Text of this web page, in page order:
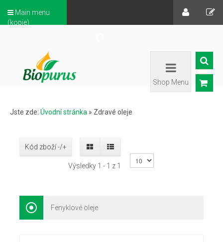
Main menu
(kopie)
Shop Menu
Jste zde: Úvodní stránka » Zdravé oleje
Kód zboží -/+
Výsledky 1 - 1 z 1
Fenyklové oleje